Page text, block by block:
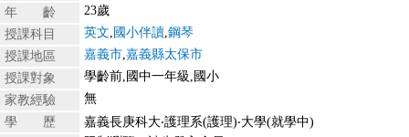
年 齡
23歲
授課科目
英文 國小伴讀 鋼琴
授課地區
嘉義市 嘉義縣太保市
授課對象
學齡前,國中一年級,國小
家教經驗
無
學 歷
嘉義長庚科大‧護理系(護理)‧大學(就學中)